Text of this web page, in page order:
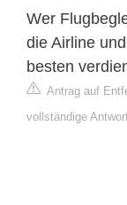
Wer
die Airline
besten
Antrag auf
vollständige